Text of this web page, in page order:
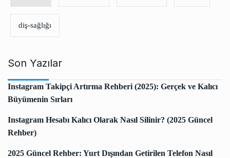
diş-sağlığı
Son Yazılar
Instagram Takipçi Artırma Rehberi (2025): Gerçek ve Kalıcı
Büyümenin Sırları
Instagram Hesabı Kalıcı Olarak Nasıl Silinir? (2025 Güncel
Rehber)
2025 Güncel Rehber: Yurt Dışından Getirilen Telefon Nasıl